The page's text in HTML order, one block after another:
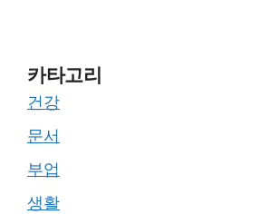
카타고리
건강
문서
부업
생활